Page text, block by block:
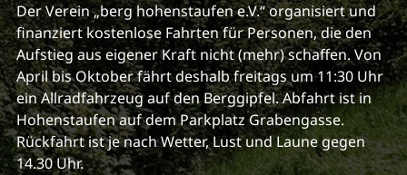
Der Verein „berg hohenstaufen e.V.“ organisiert und
finanziert kostenlose Fahrten für Personen, die den
Aufstieg aus eigener Kraft nicht (mehr) schaffen. Von
April bis Oktober fährt deshalb freitags um 11:30 Uhr
ein Allradfahrzeug auf den Berggipfel. Abfahrt ist in
Hohenstaufen auf dem Parkplatz Grabengasse.
Rückfahrt ist je nach Wetter, Lust und Laune gegen
14.30 Uhr.